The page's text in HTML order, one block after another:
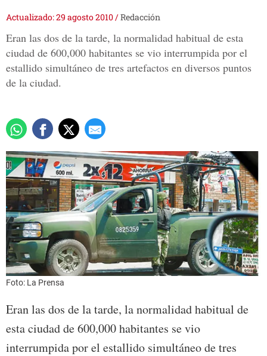
Actualizado: 29 agosto 2010/Redacción
Eran las dos de la tarde, la normalidad habitual de esta
ciudad de 600,000 habitantes se vio interrumpida por el
estallido simultáneo de tres artefactos en diversos puntos
de la ciudad.
Foto: La Prensa
Eran las dos de la tarde, la normalidad habitual de
esta ciudad de 600,000 habitantes se vio
interrumpida por el estallido simultáneo de tres